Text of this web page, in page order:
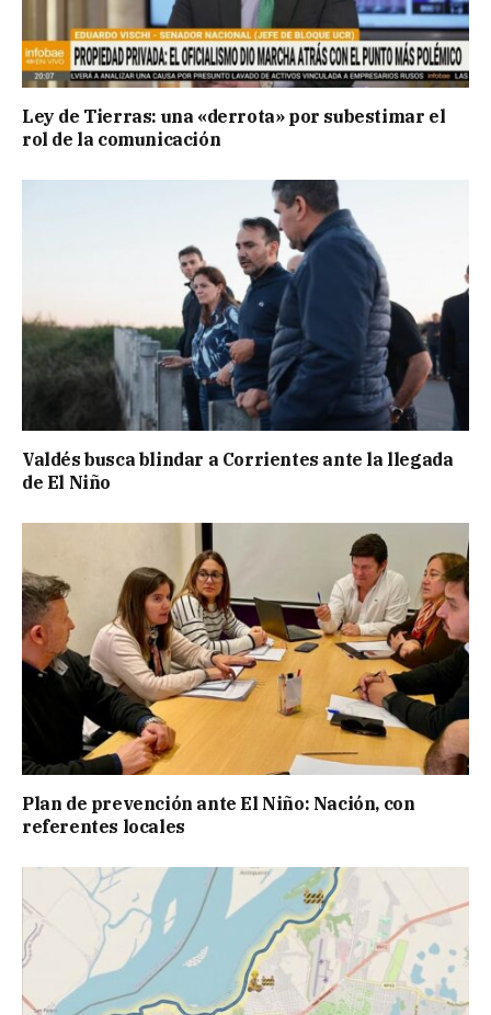
Ley de Tierras: una «derrota» por subestimar el
rol de la comunicación
Valdés busca blindar a Corrientes ante la llegada
de El Niño
Plan de prevención ante El Niño: Nación, con
referentes locales